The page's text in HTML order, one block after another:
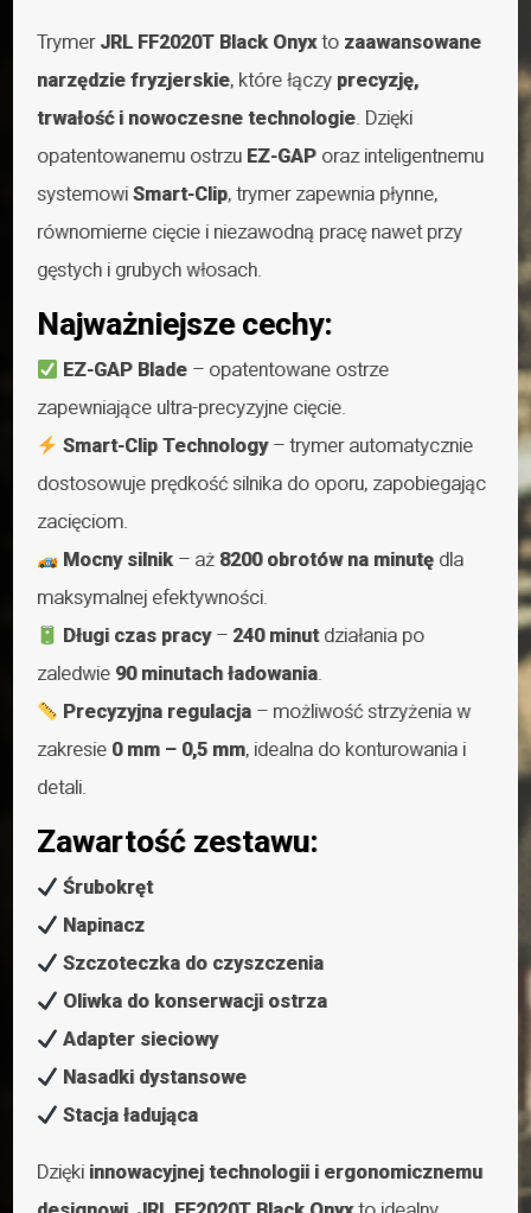
Trymer JRL FF2020T Black Onyxto zaawansowane
narzędzie fryzjerskie, które łączy precyzję,
trwałość i nowoczesne technologie. Dzięki
opatentowanemu ostrzu EZ-GAP oraz inteligentnemu
systemowiSmart-Clip, trymer zapewnia płynne,
równomierne cięcie i niezawodną pracę nawet przy
gęstych i grubych włosach.
Najważniejsze cechy:
EZ-GAP Blade – opatentowane ostrze
zapewniające ultra-precyzyjne cięcie.
Smart-Clip Technology– trymer automatycznie
dostosowuje prędkość silnika do oporu, zapobiegając
zacięciom.
Mocny silnik– aż 8200 obrotów na minutę dla
maksymalnej efektywności.
Długi czas pracy– 240 minutdziałania po
zaledwie 90 minutach ładowania.
Precyzyjna regulacja – możliwość strzyżenia w
zakresie 0 mm – 0,5 mm, idealna do konturowania i
detali.
Zawartość zestawu:
Śrubokręt
Napinacz
Szczoteczka do czyszczenia
Oliwka do konserwacji ostrza
Adapter sieciowy
Nasadki dystansowe
Stacja ładująca
Dzięki innowacyjnej technologii i ergonomicznemu